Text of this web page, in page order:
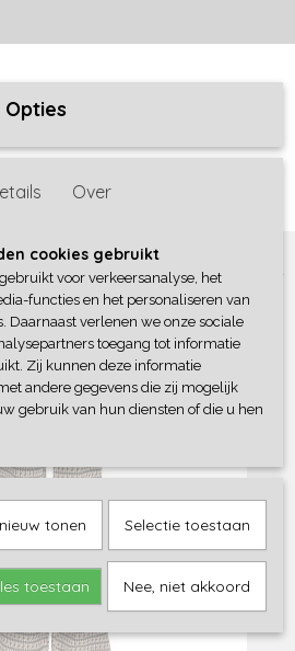
>No Way Monday
Over
cookies gebruikt
voor verkeersanalyse, het
functies en het personaliseren van
Daarnaast verlenen we onze sociale
toegang tot informatie
Zij kunnen deze informatie
andere gegevens die zij mogelijk
gebruik van hun diensten of die u hen
tonen Selectie toestaan
toestaan Nee, niet akkoord